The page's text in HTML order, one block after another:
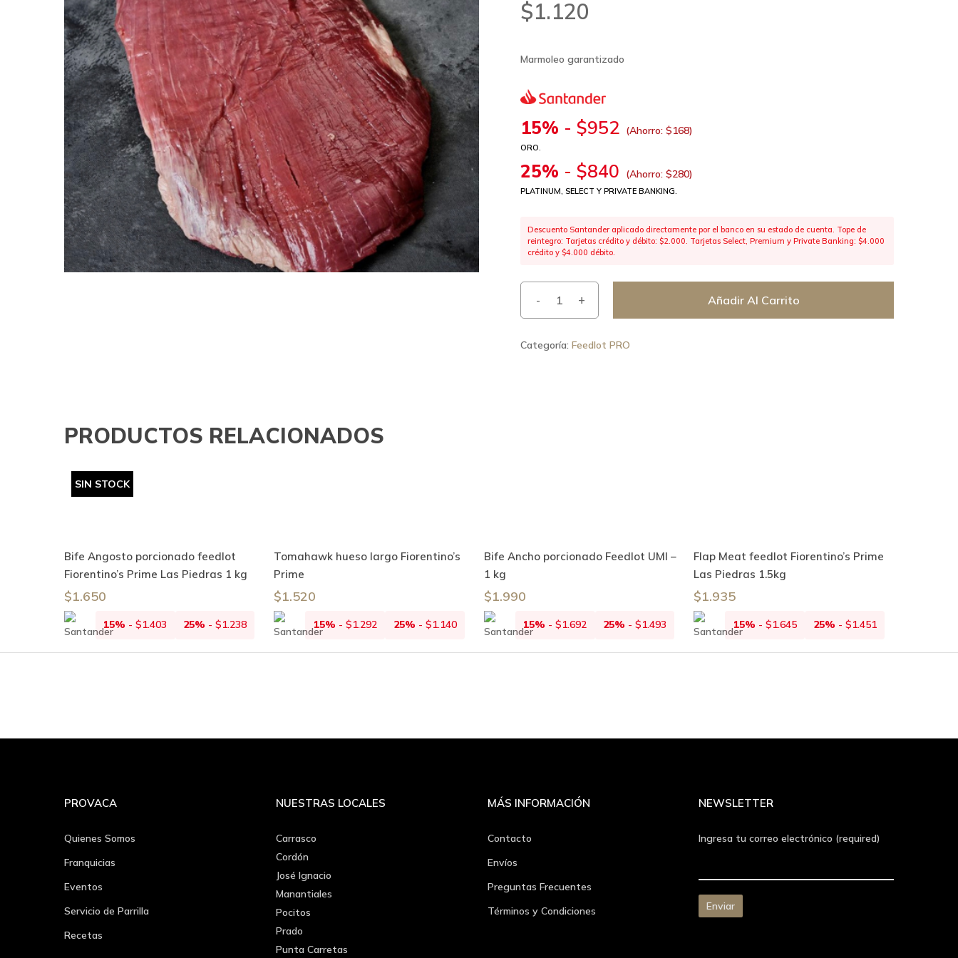
$1.120
Marmoleo garantizado
15% -$952 (Ahorro:$168)
ORO.
25% -$840 (Ahorro:$280)
PLATINUM, SELECT Y PRIVATE BANKING.
Descuento Santander aplicado directamente por el banco en su estado de cuenta. Tope de
reintegro: Tarjetas crédito y débito: $2.000. Tarjetas Select, Premium y Private Banking: $4.000
crédito y $4.000 débito.
Añadir Al Carrito
Categoría:Feedlot PRO
PRODUCTOS RELACIONADOS
SIN STOCK
Leer Más
Bife Angosto porcionado feedlot
Fiorentino’s Prime Las Piedras 1 kg
$1.650
15% -$1.403 25% -$1.238
Añadir Al Carrito
Tomahawk hueso largo Fiorentino’s
Prime
$1.520
15% - $1.292 25% - $1.140
Añadir Al Carrito
Bife Ancho porcionado Feedlot UMI –
1 kg
$1.990
15% -$1.692 25% -$1.493
Añadir Al Carrito
Flap Meat feedlot Fiorentino’s Prime
Las Piedras 1.5kg
$1.935
15% - $1.645 25% - $1.451
PROVACA
Quienes Somos
Franquicias
Eventos
Servicio de Parrilla
Recetas
NUESTRAS LOCALES
Carrasco
Cordón
José Ignacio
Manantiales
Pocitos
Prado
Punta Carretas
MÁS INFORMACIÓN
Contacto
Envíos
Preguntas Frecuentes
Términos y Condiciones
NEWSLETTER
Ingresa tu correo electrónico (required)